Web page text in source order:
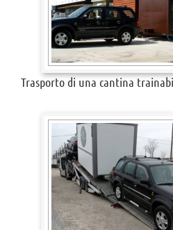
Trasporto di una cantina